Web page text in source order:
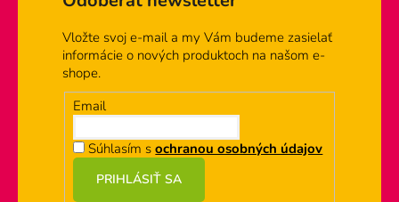
Vložte svoj e-mail a my Vám budeme zasielať
informácie o nových produktoch na našom e-
shope.
Email
Súhlasím sochranou osobných údajov
PRIHLÁSIŤ SA